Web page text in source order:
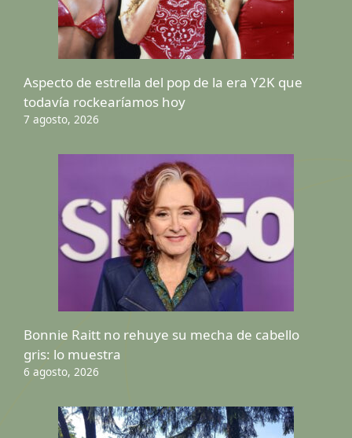
Aspecto de estrella del pop de la era Y2K que
todavía rockearíamos hoy
7 agosto, 2026
Bonnie Raitt no rehuye su mecha de cabello
gris: lo muestra
6 agosto, 2026